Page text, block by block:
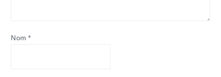
Nom*